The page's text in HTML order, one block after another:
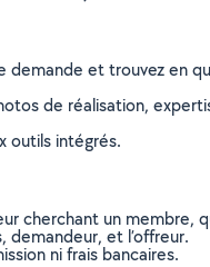
et trouvez en
de réalisation,
outils intégrés.
cherchant un membre,
et l’offreur.
ni frais bancaires.